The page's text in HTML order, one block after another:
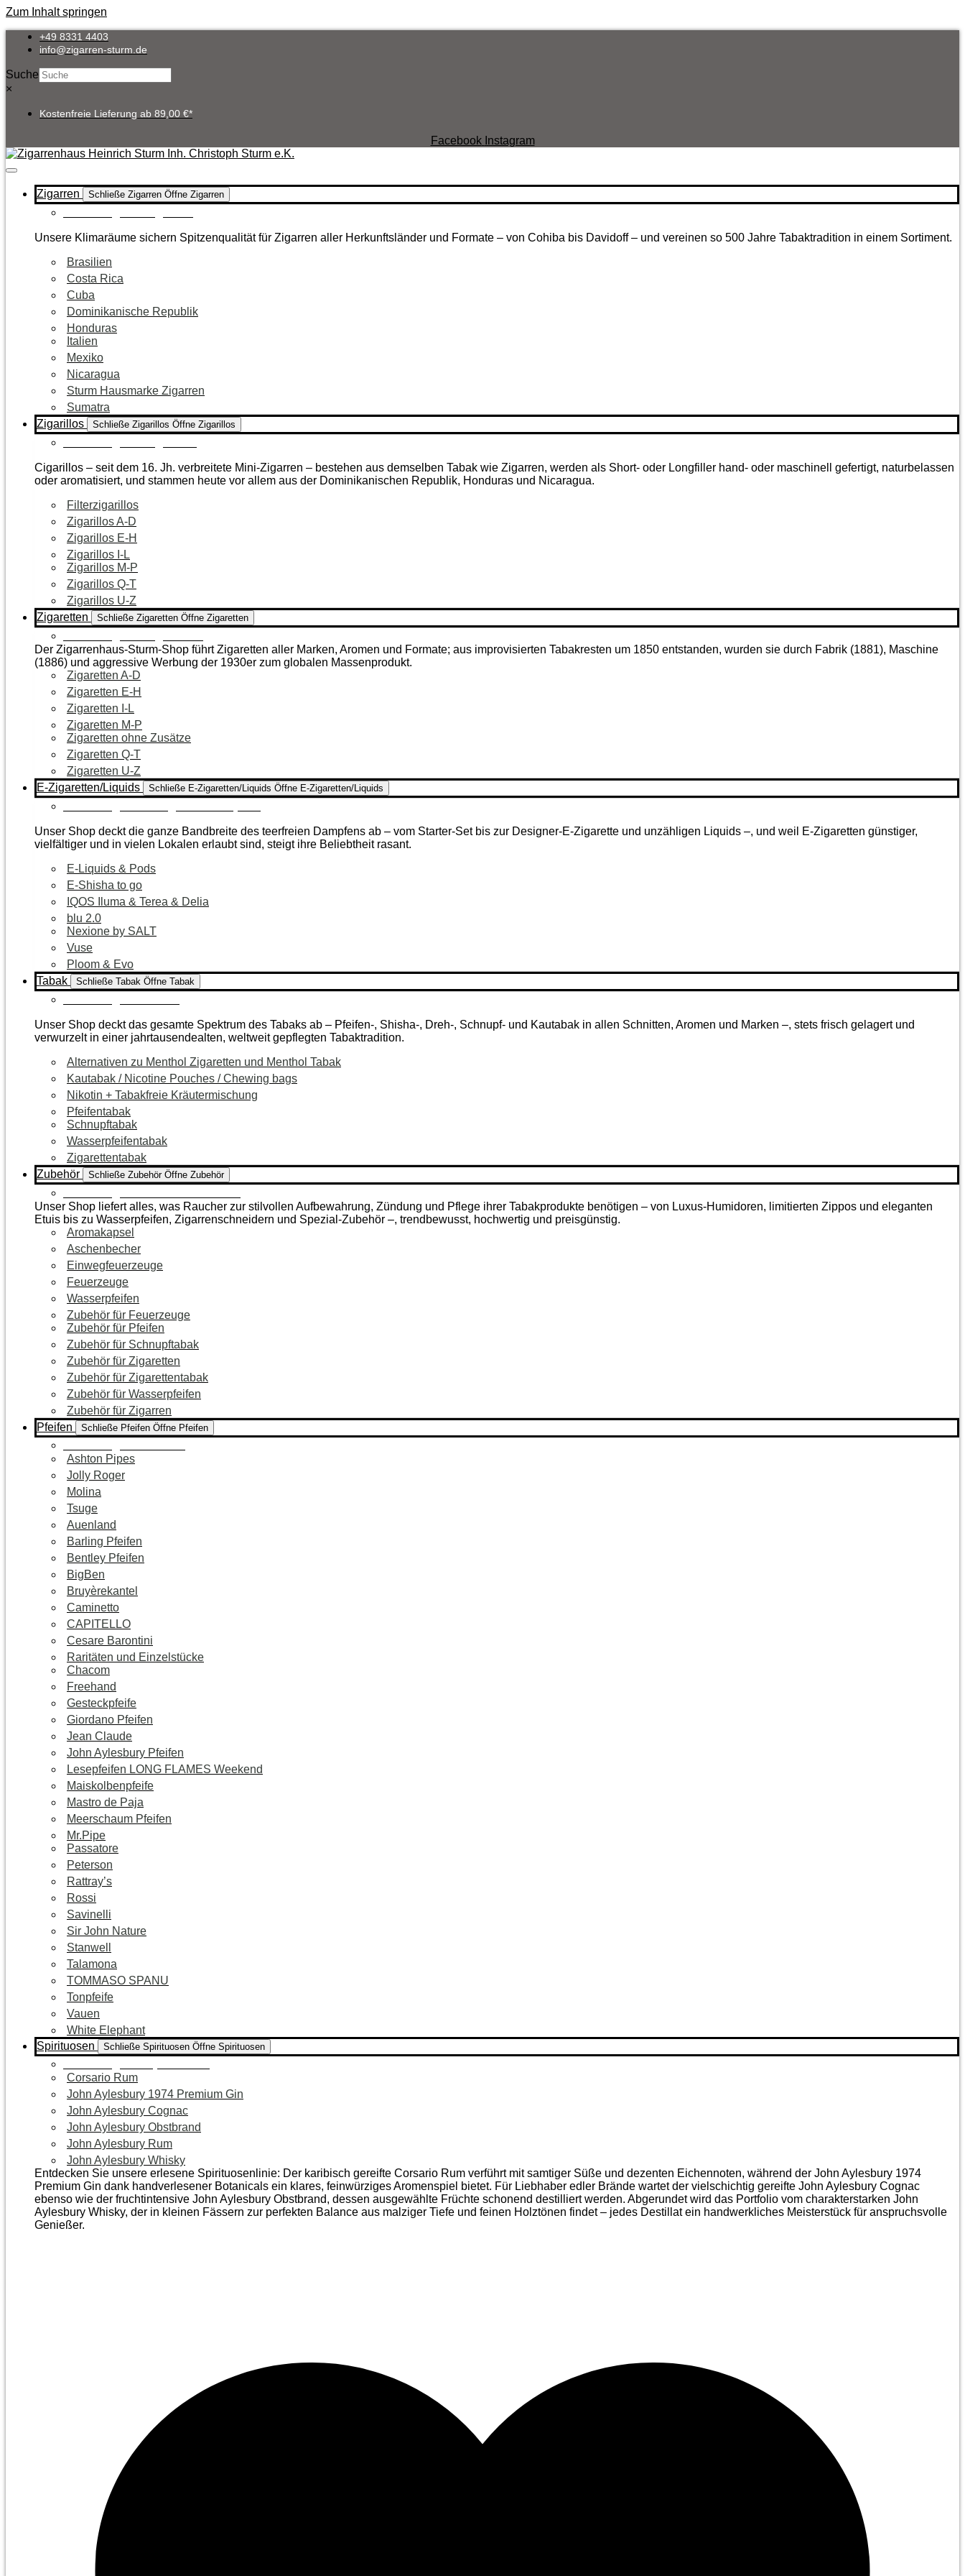
Zum Inhalt springen
+49 8331 4403
info@zigarren-sturm.de
Suche
×
Kostenfreie Lieferung ab 89,00 €*
Facebook Instagram
Zigarren Schließe Zigarren Öffne Zigarren
Unsere Klimaräume sichern Spitzenqualität für Zigarren aller Herkunftsländer und Formate – von Cohiba bis Davidoff – und vereinen so 500 Jahre Tabaktradition in einem Sortiment.
Brasilien
Costa Rica
Cuba
Dominikanische Republik
Honduras
Italien
Mexiko
Nicaragua
Sturm Hausmarke Zigarren
Sumatra
Zigarillos
Schließe Zigarillos Öffne Zigarillos
Cigarillos – seit dem 16. Jh. verbreitete Mini-Zigarren – bestehen aus demselben Tabak wie Zigarren, werden als Short- oder Longfiller hand- oder maschinell gefertigt, naturbelassen
oder aromatisiert, und stammen heute vor allem aus der Dominikanischen Republik, Honduras und Nicaragua.
Filterzigarillos
Zigarillos A-D
Zigarillos E-H
Zigarillos I-L
Zigarillos M-P
Zigarillos Q-T
Zigarillos U-Z
Zigaretten
Schließe Zigaretten Öffne Zigaretten
Der Zigarrenhaus-Sturm-Shop führt Zigaretten aller Marken, Aromen und Formate; aus improvisierten Tabakresten um 1850 entstanden, wurden sie durch Fabrik (1881), Maschine
(1886) und aggressive Werbung der 1930er zum globalen Massenprodukt.
Zigaretten A-D
Zigaretten E-H
Zigaretten I-L
Zigaretten M-P
Zigaretten ohne Zusätze
Zigaretten Q-T
Zigaretten U-Z
E-Zigaretten/Liquids
Schließe E-Zigaretten/Liquids Öffne E-Zigaretten/Liquids
Unser Shop deckt die ganze Bandbreite des teerfreien Dampfens ab – vom Starter-Set bis zur Designer-E-Zigarette und unzähligen Liquids –, und weil E-Zigaretten günstiger,
vielfältiger und in vielen Lokalen erlaubt sind, steigt ihre Beliebtheit rasant.
E-Liquids & Pods
E-Shisha to go
IQOS Iluma & Terea & Delia
blu 2.0
Nexione by SALT
Vuse
Ploom & Evo
Tabak
Schließe Tabak Öffne Tabak
Unser Shop deckt das gesamte Spektrum des Tabaks ab – Pfeifen-, Shisha-, Dreh-, Schnupf- und Kautabak in allen Schnitten, Aromen und Marken –, stets frisch gelagert und
verwurzelt in einer jahrtausendealten, weltweit gepflegten Tabaktradition.
Alternativen zu Menthol Zigaretten und Menthol Tabak
Kautabak / Nicotine Pouches / Chewing bags
Nikotin + Tabakfreie Kräutermischung
Pfeifentabak
Schnupftabak
Wasserpfeifentabak
Zigarettentabak
Zubehör
Schließe Zubehör Öffne Zubehör
Unser Shop liefert alles, was Raucher zur stilvollen Aufbewahrung, Zündung und Pflege ihrer Tabakprodukte benötigen – von Luxus-Humidoren, limitierten Zippos und eleganten
Etuis bis zu Wasserpfeifen, Zigarrenschneidern und Spezial-Zubehör –, trendbewusst, hochwertig und preisgünstig.
Aromakapsel
Aschenbecher
Einwegfeuerzeuge
Feuerzeuge
Wasserpfeifen
Zubehör für Feuerzeuge
Zubehör für Pfeifen
Zubehör für Schnupftabak
Zubehör für Zigaretten
Zubehör für Zigarettentabak
Zubehör für Wasserpfeifen
Zubehör für Zigarren
Pfeifen
Schließe Pfeifen Öffne Pfeifen
Ashton Pipes
Jolly Roger
Molina
Tsuge
Auenland
Barling Pfeifen
Bentley Pfeifen
BigBen
Bruyèrekantel
Caminetto
CAPITELLO
Cesare Barontini
Raritäten und Einzelstücke
Chacom
Freehand
Gesteckpfeife
Giordano Pfeifen
Jean Claude
John Aylesbury Pfeifen
Lesepfeifen LONG FLAMES Weekend
Maiskolbenpfeife
Mastro de Paja
Meerschaum Pfeifen
Mr.Pipe
Passatore
Peterson
Rattray’s
Rossi
Savinelli
Sir John Nature
Stanwell
Talamona
TOMMASO SPANU
Tonpfeife
Vauen
White Elephant
Spirituosen
Schließe Spirituosen Öffne Spirituosen
Corsario Rum
John Aylesbury 1974 Premium Gin
John Aylesbury Cognac
John Aylesbury Obstbrand
John Aylesbury Rum
John Aylesbury Whisky
Entdecken Sie unsere erlesene Spirituosenlinie: Der karibisch gereifte Corsario Rum verführt mit samtiger Süße und dezenten Eichen­noten, während der John Aylesbury 1974
Premium Gin dank handverlesener Botanicals ein klares, feinwürziges Aromenspiel bietet. Für Liebhaber edler Brände wartet der vielschichtig gereifte John Aylesbury Cognac
ebenso wie der frucht­intensive John Aylesbury Obstbrand, dessen ausgewählte Früchte schonend destilliert werden. Abgerundet wird das Portfolio vom charakterstarken John
Aylesbury Whisky, der in kleinen Fässern zur perfekten Balance aus malziger Tiefe und feinen Holz­tönen findet – jedes Destillat ein handwerkliches Meister­stück für anspruchsvolle
Genießer.